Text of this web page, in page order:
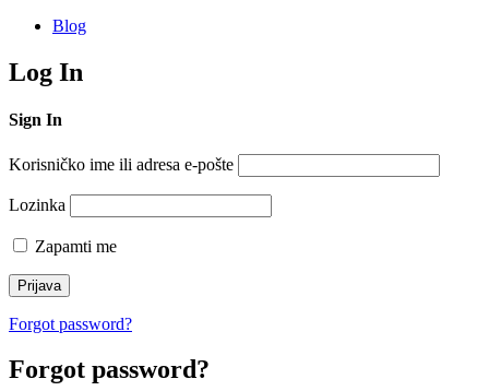
Blog
Log In
Sign In
Korisničko ime ili adresa e-pošte
Lozinka
Zapamti me
Forgot password?
Forgot password?